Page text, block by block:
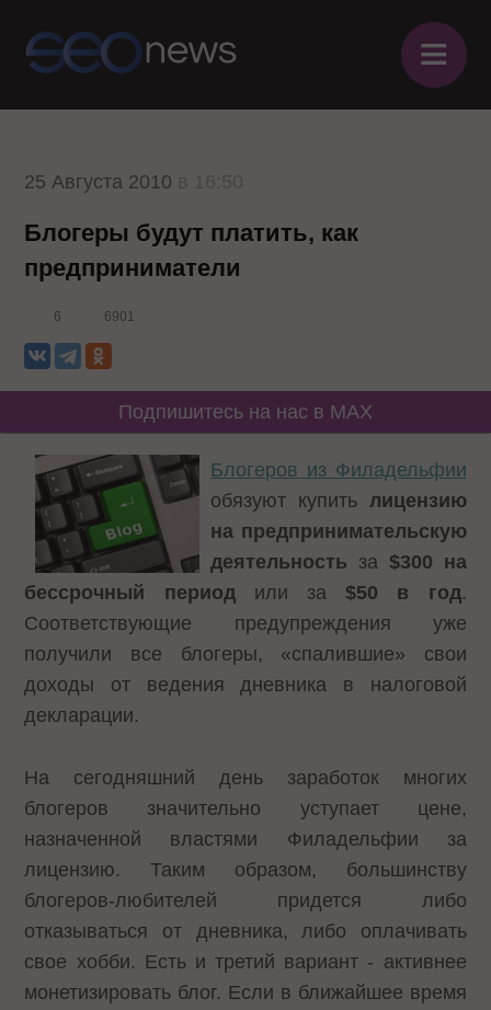
≡
25 Августа 2010
Блогеры будут платить, как
предприниматели
6 6901
Подпишитесь на нас в MAX
Блогеров из Филадельфии
обязуют купить лицензию
на предпринимательскую
деятельность за $300 на
бессрочный периодили за$50 в год.
Соответствующие предупреждения уже
получили все блогеры, «спалившие» свои
доходы от ведения дневника в налоговой
декларации.
На сегодняшний день заработок многих
блогеров значительно уступает цене,
назначенной властями Филадельфии за
лицензию. Таким образом, большинству
блогеров-любителей придется либо
отказываться от дневника, либо оплачивать
свое хобби. Есть и третий вариант - активнее
монетизировать блог. Если в ближайшее время